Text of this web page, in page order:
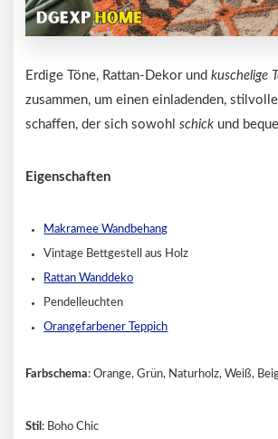
Erdige Töne, Rattan-Dekor undkuschelige
zusammen, um einen einladenden,
schaffen, der sich sowohlschick und
Eigenschaften
Makramee Wandbehang
Vintage Bettgestell aus Holz
Rattan Wanddeko
Pendelleuchten
Orangefarbener Teppich
Farbschema: Orange, Grün, Naturholz, Weiß,
Stil : Boho Chic